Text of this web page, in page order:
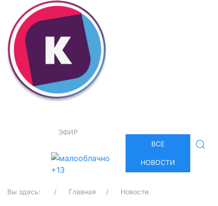
ЭФИР
+13
ВСЕ
НОВОСТИ
Вы здесь: Главная Новости